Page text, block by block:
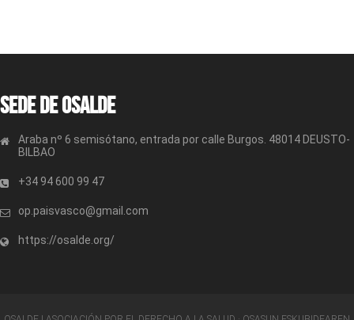
Sede de OSALDE
Araba nº 6 semisótano, entrada por calle Burgos. 48014 DEUSTO-
BILBAO
+34 94 600 99 47
op.paisvasco@gmail.com
https://osalde.org/